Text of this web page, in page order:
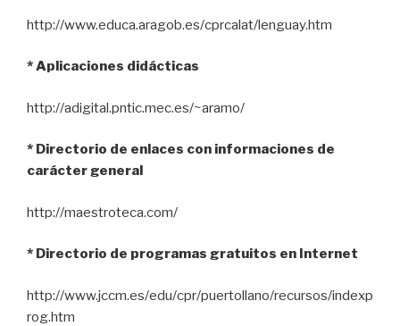
http://www.educa.aragob.es/cprcalat/lenguay.htm
* Aplicaciones didácticas
http://adigital.pntic.mec.es/~aramo/
* Directorio de enlaces con informaciones de
carácter general
http://maestroteca.com/
* Directorio de programas gratuitos en Internet
http://www.jccm.es/edu/cpr/puertollano/recursos/indexp
rog.htm